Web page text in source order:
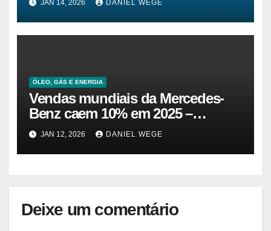
Brasil
JAN 14, 2026 DANIEL WEGE
ÓLEO, GÁS E ENERGIA
Vendas mundiais da Mercedes-
Benz caem 10% em 2025 –
Impala.pt
JAN 12, 2026 DANIEL WEGE
Deixe um comentário